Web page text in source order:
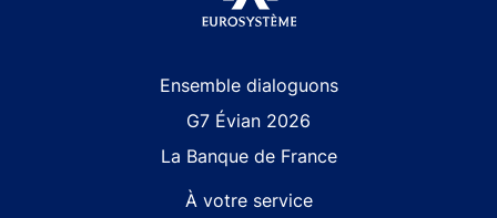
Ensemble dialoguons
G7 Évian 2026
La Banque de France
À votre service